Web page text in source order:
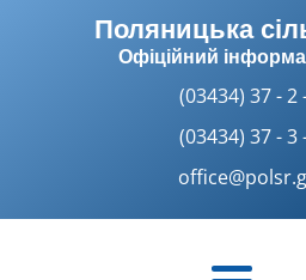
Поляницька
Офіційний
(03434) 37 - 2
(03434) 37 - 3